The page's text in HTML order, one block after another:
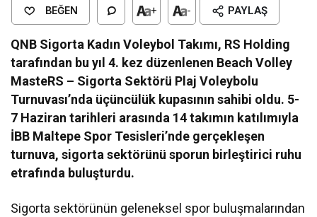
BEĞEN + - PAYLAŞ
QNB Sigorta Kadın Voleybol Takımı, RS Holding
tarafından bu yıl 4. kez düzenlenen Beach Volley
MasteRS – Sigorta Sektörü Plaj Voleybolu
Turnuvası’nda üçüncülük kupasının sahibi oldu. 5-
7 Haziran tarihleri arasında 14 takımın katılımıyla
İBB Maltepe Spor Tesisleri’nde gerçekleşen
turnuva, sigorta sektörünü sporun birleştirici ruhu
etrafında buluşturdu.
Sigorta sektörünün geleneksel spor buluşmalarından